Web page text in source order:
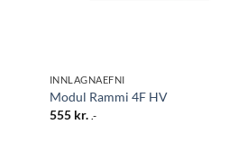
INNLAGNAEFNI
Modul Rammi 4F HV
555 kr. .-